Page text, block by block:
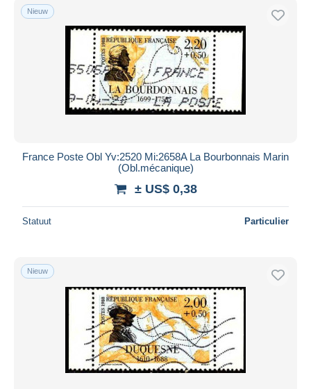
Nieuw
France Poste Obl Yv:2520 Mi:2658A La Bourbonnais Marin
(Obl.mécanique)
± US$ 0,38
Statuut Particulier
Nieuw